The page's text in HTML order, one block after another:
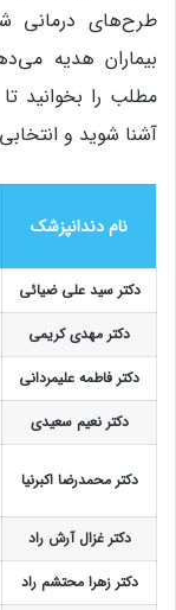
طرح‌های درمانی
بیماران هدیه
آشنا شوید و
نام دندانپزشک
دکتر سید علی ضیائی
دکتر مهدی کریمی
دکتر فاطمه علیمردانی
دکتر نعیم سعیدی
دکتر محمدرضا اکبرنیا
دکتر غزال آرش راد
دکتر زهرا محتشم راد